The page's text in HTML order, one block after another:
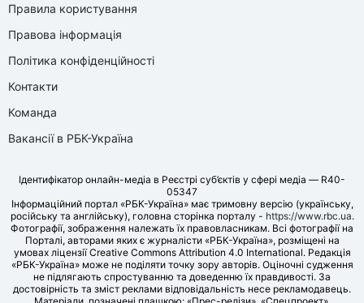
Правила користування
Правова інформація
Політика конфіденційності
Контакти
Команда
Вакансії в РБК-Україна
Ідентифікатор онлайн-медіа в Реєстрі суб’єктів у сфері медіа — R40-
05347
Інформаційний портал «РБК-Україна» має тримовну версію (українську,
російську та англійську), головна сторінка порталу - https://www.rbc.ua.
Фотографії, зображення належать їх правовласникам. Всі фотографії на
Порталі, авторами яких є журналісти «РБК-Україна», розміщені на
умовах ліцензії Creative Commons Attribution 4.0 International. Редакція
«РБК-Україна» може не поділяти точку зору авторів. Оціночні судження
не підлягають спростуванню та доведенню їх правдивості. За
достовірність та зміст реклами відповідальність несе рекламодавець.